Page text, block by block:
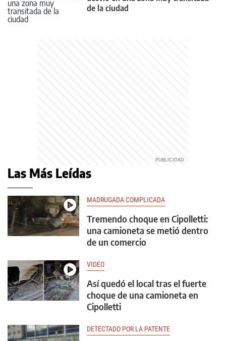
de la ciudad
Las Más Leídas
MADRUGADA COMPLICADA
Tremendo choque en Cipolletti:
una camioneta se metió dentro
de un comercio
VIDEO
Así quedó el local tras el fuerte
choque de una camioneta en
Cipolletti
DETECTADO POR LA PATENTE